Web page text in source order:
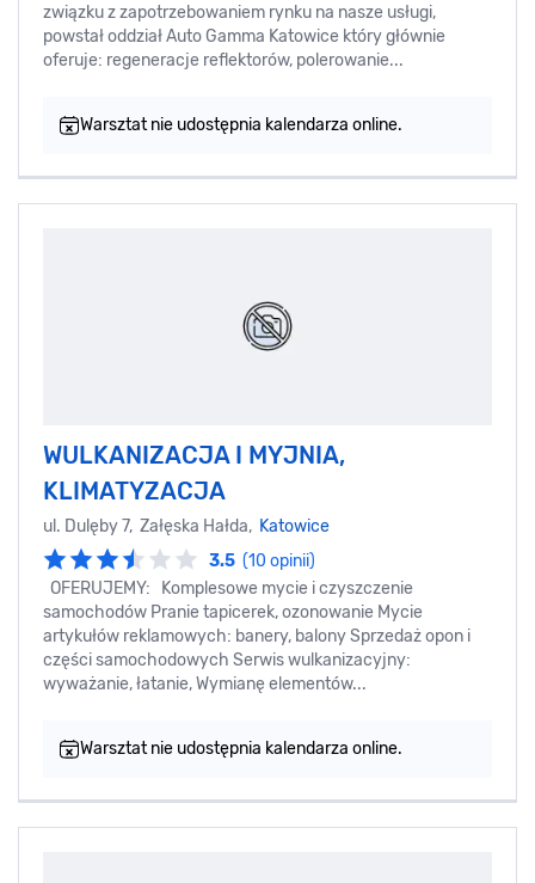
związku z zapotrzebowaniem rynku na nasze usługi,
powstał oddział Auto Gamma Katowice który głównie
oferuje: regeneracje reflektorów, polerowanie...
Warsztat nie udostępnia kalendarza online.
WULKANIZACJA I MYJNIA,
KLIMATYZACJA
ul. Dulęby 7, Załęska Hałda, Katowice
3.5 (10 opinii)
OFERUJEMY: Komplesowe mycie i czyszczenie
samochodów Pranie tapicerek, ozonowanie Mycie
artykułów reklamowych: banery, balony Sprzedaż opon i
części samochodowych Serwis wulkanizacyjny:
wyważanie, łatanie, Wymianę elementów...
Warsztat nie udostępnia kalendarza online.